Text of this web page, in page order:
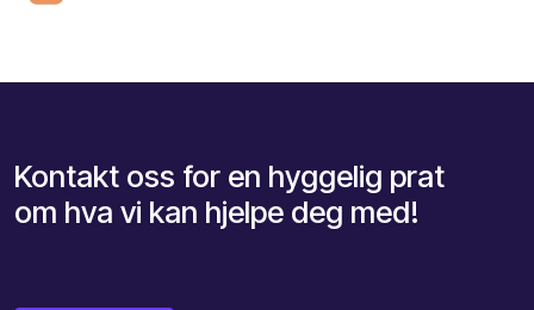
Kontakt oss for en hyggelig prat
om hva vi kan hjelpe deg med!